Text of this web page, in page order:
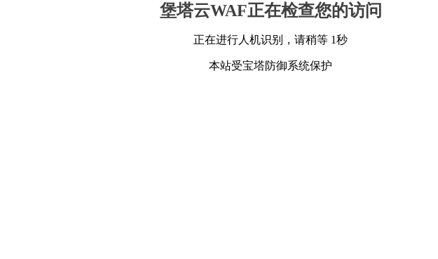
堡塔云WAF正在检查您的访问
正在进行人机识别，请稍等 1秒
本站受宝塔防御系统保护